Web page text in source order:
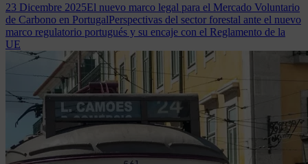
23 Dicembre 2025El nuevo marco legal para el Mercado Voluntario
de Carbono en PortugalPerspectivas del sector forestal ante el nuevo
marco regulatorio portugués y su encaje con el Reglamento de la
UE